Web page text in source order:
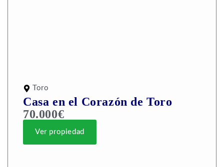
Toro
Casa en el Corazón de Toro
70.000€
Ver propiedad